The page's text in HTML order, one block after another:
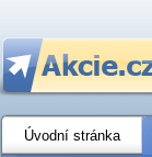
Úvodní stránka